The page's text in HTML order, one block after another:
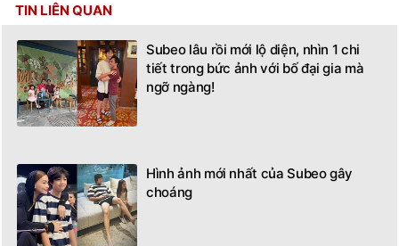
TIN LIÊN QUAN
Subeo lâu rồi mới lộ diện, nhìn 1 chi
tiết trong bức ảnh với bố đại gia mà
ngỡ ngàng!
Hình ảnh mới nhất của Subeo gây
choáng